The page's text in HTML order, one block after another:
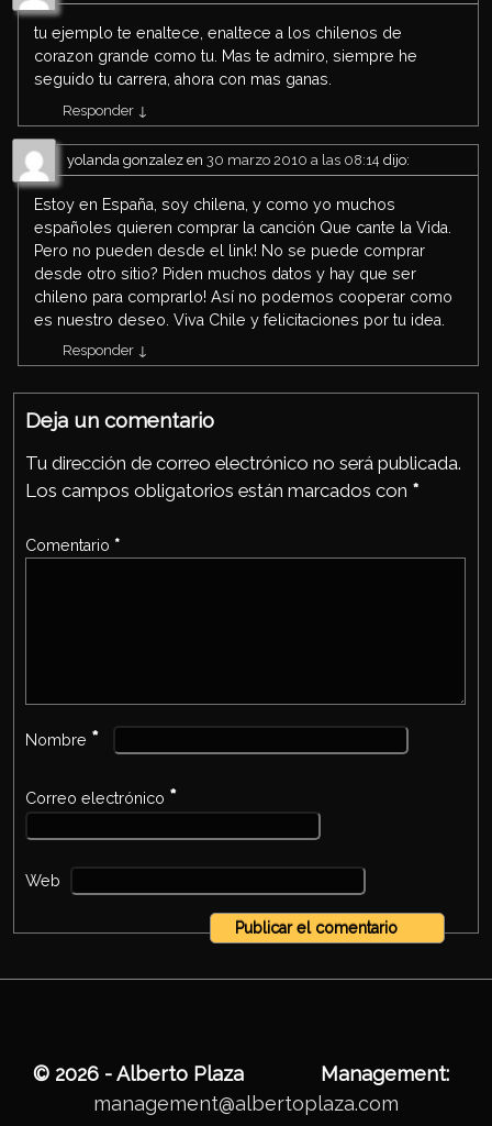
tu ejemplo te enaltece, enaltece a los chilenos de
corazon grande como tu. Mas te admiro, siempre he
seguido tu carrera, ahora con mas ganas.
Responder ↓
yolanda gonzalez en 30 marzo 2010 a las 08:14 dijo:
Estoy en España, soy chilena, y como yo muchos
españoles quieren comprar la canción Que cante la Vida.
Pero no pueden desde el link! No se puede comprar
desde otro sitio? Piden muchos datos y hay que ser
chileno para comprarlo! Así no podemos cooperar como
es nuestro deseo. Viva Chile y felicitaciones por tu idea.
Responder ↓
Deja un comentario
Tu dirección de correo electrónico no será publicada.
Los campos obligatorios están marcados con *
Comentario *
Nombre *
Correo electrónico *
Web
© 2026 - Alberto Plaza Management:
management@albertoplaza.com